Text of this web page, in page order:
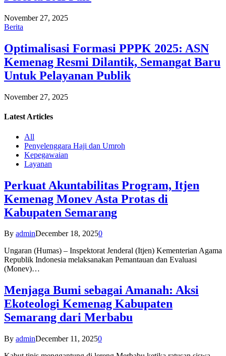
November 27, 2025
Berita
Optimalisasi Formasi PPPK 2025: ASN
Kemenag Resmi Dilantik, Semangat Baru
Untuk Pelayanan Publik
November 27, 2025
Latest Articles
All
Penyelenggara Haji dan Umroh
Kepegawaian
Layanan
Perkuat Akuntabilitas Program, Itjen
Kemenag Monev Asta Protas di
Kabupaten Semarang
By adminDecember 18, 20250
Ungaran (Humas) – Inspektorat Jenderal (Itjen) Kementerian Agama
Republik Indonesia melaksanakan Pemantauan dan Evaluasi
(Monev)…
Menjaga Bumi sebagai Amanah: Aksi
Ekoteologi Kemenag Kabupaten
Semarang dari Merbabu
By adminDecember 11, 20250